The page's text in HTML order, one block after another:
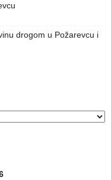
drogom u Požarevcu i